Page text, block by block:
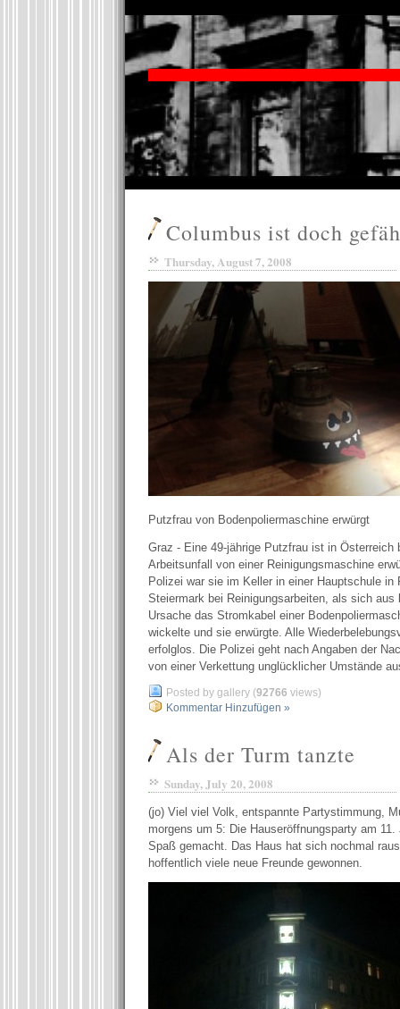
Columbus ist doch
Thursday, August 7, 2008
Putzfrau von Bodenpoliermaschine erwürgt
Graz - Eine 49-jährige Putzfrau ist in Österreich
Arbeitsunfall von einer Reinigungsmaschine
Polizei war sie im Keller in einer Hauptschule in
Steiermark bei Reinigungsarbeiten, als sich aus
Ursache das Stromkabel einer
wickelte und sie erwürgte. Alle
erfolglos. Die Polizei geht nach Angaben der
von einer Verkettung unglücklicher Umstände
Posted by gallery (92766 views)
Kommentar Hinzufügen »
Als der Turm tanzte
Sunday, July 20, 2008
(jo) Viel viel Volk, entspannte Partystimmung,
morgens um 5: Die Hauseröffnungsparty am
Spaß gemacht. Das Haus hat sich nochmal
hoffentlich viele neue Freunde gewonnen.